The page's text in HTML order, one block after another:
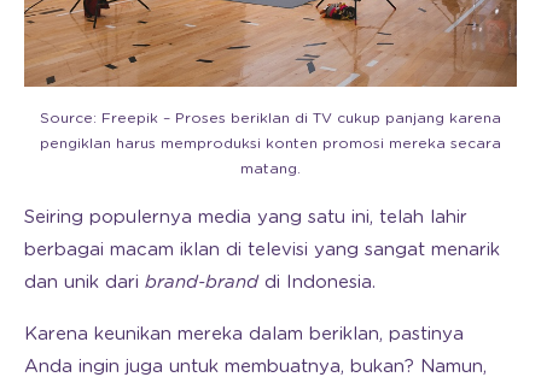
Source: Freepik – Proses beriklan di TV cukup panjang karena
pengiklan harus memproduksi konten promosi mereka secara
matang.
Seiring populernya media yang satu ini, telah lahir
berbagai macam iklan di televisi yang sangat menarik
dan unik dari brand-branddi Indonesia.
Karena keunikan mereka dalam beriklan, pastinya
Anda ingin juga untuk membuatnya, bukan? Namun,